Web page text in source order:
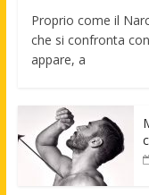
Proprio come il
che si confronta
appare, a